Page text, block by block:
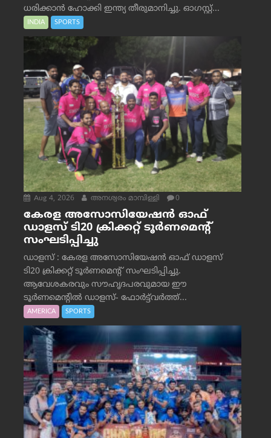
ധരിക്കാൻ ഹോക്കി ഇന്ത്യ തീരുമാനിച്ചു. ഓഗസ്റ്റ്...
INDIA SPORTS
Aug 4, 2026 അനശ്വരം മാമ്പിള്ളി 0
കേരള അസോസിയേഷൻ ഓഫ്
ഡാളസ് ടി20 ക്രിക്കറ്റ് ടൂർണമെന്റ്
സംഘടിപ്പിച്ചു
ഡാളസ് : കേരള അസോസിയേഷൻ ഓഫ് ഡാളസ്
ടി20 ക്രിക്കറ്റ് ടൂർണമെന്റ് സംഘടിപ്പിച്ചു.
ആവേശകരവും സൗഹൃദപരവുമായ ഈ
ടൂർണമെന്റിൽ ഡാളസ്- ഫോർട്ട്‌വര്‍ത്ത്...
AMERICA SPORTS